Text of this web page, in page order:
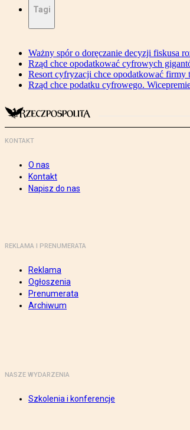
Tagi
Ważny spór o doręczanie decyzji fiskusa
Rząd chce opodatkować cyfrowych
Resort cyfryzacji chce opodatkować firmy
Rząd chce podatku cyfrowego.
KONTAKT
O nas
Kontakt
Napisz do nas
REKLAMA I PRENUMERATA
Reklama
Ogłoszenia
Prenumerata
Archiwum
NASZE WYDARZENIA
Szkolenia i konferencje